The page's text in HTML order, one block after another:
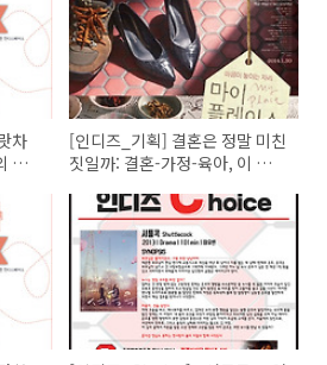
차
기
[인디즈_기획] 결혼은 정말 미친
짓일까: 결혼-가정-육아, 이 애증